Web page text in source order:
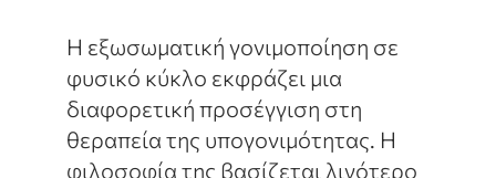
Η εξωσωματική γονιμοποίηση σε
φυσικό κύκλο εκφράζει μια
διαφορετική προσέγγιση στη
θεραπεία της υπογονιμότητας. Η
φιλοσοφία της βασίζεται λιγότερο